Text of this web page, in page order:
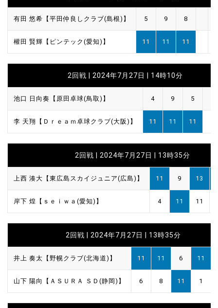
有田 悠希【平田仲良しクラブ(島根)】 5 9 8
權田 賢輝【ピンテック(愛知)】 11 11 11
2回戦 | 2024年7月27日 | 14時10分
池口 日向奏【原田卓球(鳥取)】 4 9 5
李 天翔【Ｄｒｅａｍ卓球クラブ(大阪)】 11 11 11
2回戦 | 2024年7月27日 | 13時35分
上西 湊大【東広島スカイジュニア(広島)】 11 9 13
岸下 煌【ｓｅｉｗａ(愛知)】 4 11 11
2回戦 | 2024年7月27日 | 13時35分
井上 奏太【野幌クラブ(北海道)】 11 11 6 11
山下 陽向【ＡＳＵＲＡ ＳＤ(静岡)】 6 8 11 1